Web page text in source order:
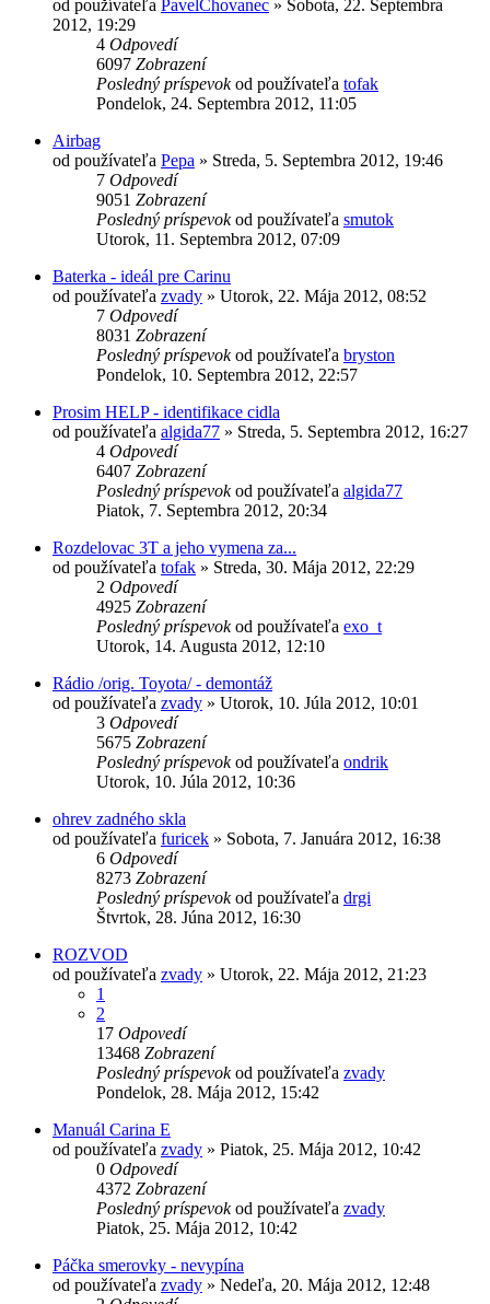
od používateľa PavelChovanec » Sobota, 22. Septembra
2012, 19:29
4 Odpovedí
6097 Zobrazení
Posledný príspevokod používateľa tofak
Pondelok, 24. Septembra 2012, 11:05
Airbag
od používateľa Pepa » Streda, 5. Septembra 2012, 19:46
7 Odpovedí
9051 Zobrazení
Posledný príspevokod používateľa smutok
Utorok, 11. Septembra 2012, 07:09
Baterka - ideál pre Carinu
od používateľa zvady » Utorok, 22. Mája 2012, 08:52
7 Odpovedí
8031 Zobrazení
Posledný príspevokod používateľa bryston
Pondelok, 10. Septembra 2012, 22:57
Prosim HELP - identifikace cidla
od používateľa algida77 » Streda, 5. Septembra 2012, 16:27
4 Odpovedí
6407 Zobrazení
Posledný príspevokod používateľa algida77
Piatok, 7. Septembra 2012, 20:34
Rozdelovac 3T a jeho vymena za...
od používateľa tofak » Streda, 30. Mája 2012, 22:29
2 Odpovedí
4925 Zobrazení
Posledný príspevokod používateľa exo_t
Utorok, 14. Augusta 2012, 12:10
Rádio /orig. Toyota/ - demontáž
od používateľa zvady » Utorok, 10. Júla 2012, 10:01
3 Odpovedí
5675 Zobrazení
Posledný príspevokod používateľa ondrik
Utorok, 10. Júla 2012, 10:36
ohrev zadného skla
od používateľa furicek » Sobota, 7. Januára 2012, 16:38
6 Odpovedí
8273 Zobrazení
Posledný príspevokod používateľa drgi
Štvrtok, 28. Júna 2012, 16:30
ROZVOD
od používateľa zvady » Utorok, 22. Mája 2012, 21:23
1
2
17 Odpovedí
13468 Zobrazení
Posledný príspevokod používateľa zvady
Pondelok, 28. Mája 2012, 15:42
Manuál Carina E
od používateľa zvady » Piatok, 25. Mája 2012, 10:42
0 Odpovedí
4372 Zobrazení
Posledný príspevokod používateľa zvady
Piatok, 25. Mája 2012, 10:42
Páčka smerovky - nevypína
od používateľa zvady » Nedeľa, 20. Mája 2012, 12:48